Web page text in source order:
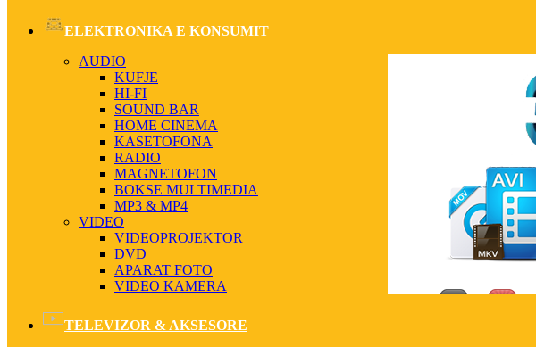
ELEKTRONIKA E KONSUMIT
AUDIO
KUFJE
HI-FI
SOUND BAR
HOME CINEMA
KASETOFONA
RADIO
MAGNETOFON
BOKSE MULTIMEDIA
MP3 & MP4
VIDEO
VIDEOPROJEKTOR
DVD
APARAT FOTO
VIDEO KAMERA
TELEVIZOR & AKSESORE